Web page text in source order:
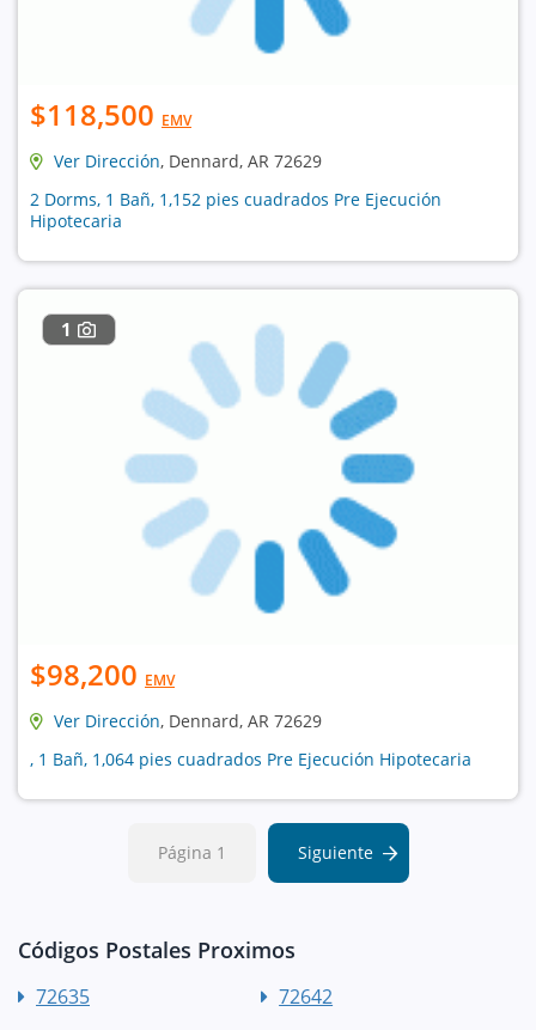
$118,500 EMV
Ver Dirección, Dennard, AR 72629
2 Dorms, 1 Bañ, 1,152 pies cuadrados Pre Ejecución
Hipotecaria
1
$98,200 EMV
Ver Dirección, Dennard, AR 72629
, 1 Bañ, 1,064 pies cuadrados Pre Ejecución Hipotecaria
Página 1 Siguiente
Códigos Postales Proximos
72635 72642